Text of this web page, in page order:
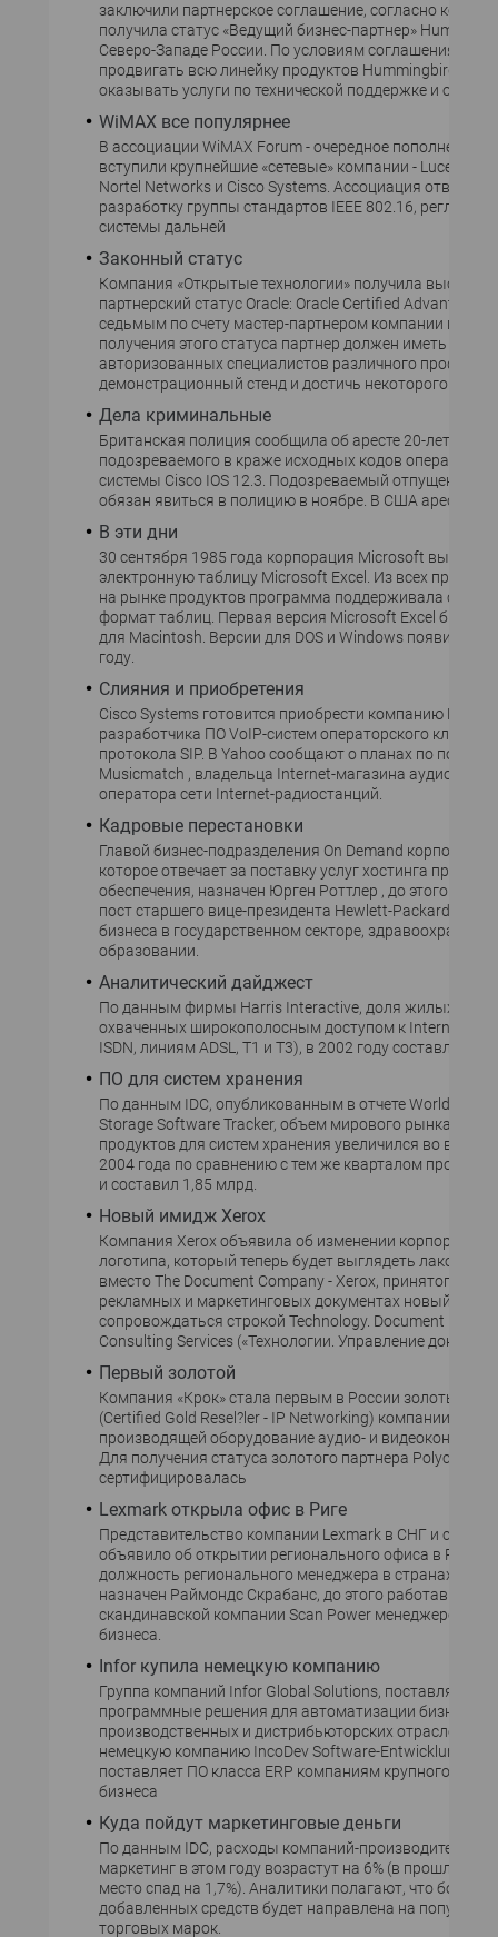
заключили партнерское соглашение, согласно
получила статус «Ведущий бизнес-партнер»
Северо-Западе России. По условиям соглашения Qbix
продвигать всю линейку продуктов Hummingbird в
оказывать услуги по технической поддержке и
WiMAX все популярнее
В ассоциации WiMAX Forum - очередное пополнение. В
вступили крупнейшие «сетевые» компании - Lucent
Nortel Networks и Cisco Systems. Ассоциация отвечает
разработку группы стандартов IEEE 802.16,
системы дальней
Законный статус
Компания «Открытые технологии» получила высший
партнерский статус Oracle: Oracle Certified Advantage
седьмым по счету мастер-партнером компании в СНГ.
получения этого статуса партнер должен иметь
авторизованных специалистов различного профиля,
демонстрационный стенд и достичь некоторого
Дела криминальные
Британская полиция сообщила об аресте 20-летнего
подозреваемого в краже исходных кодов
системы Cisco IOS 12.3. Подозреваемый отпущен под
обязан явиться в полицию в ноябре. В США
В эти дни
30 сентября 1985 года корпорация Microsoft
электронную таблицу Microsoft Excel. Из всех
на рынке продуктов программа поддерживала
формат таблиц. Первая версия Microsoft Excel была
для Macintosh. Версии для DOS и Windows появились
году.
Слияния и приобретения
Cisco Systems готовится приобрести компанию
разработчика ПО VoIP-систем операторского класса
протокола SIP. В Yahoo сообщают о планах по
Musicmatch , владельца Internet-магазина
оператора сети Internet-радиостанций.
Кадровые перестановки
Главой бизнес-подразделения On Demand корпорации
которое отвечает за поставку услуг хостинга
обеспечения, назначен Юрген Роттлер , до этого
пост старшего вице-президента Hewlett-Packard по
бизнеса в государственном секторе,
образовании.
Аналитический дайджест
По данным фирмы Harris Interactive, доля жилых
охваченных широкополосным доступом к Internet (по
ISDN, линиям ADSL, T1 и T3), в 2002 году составляла
ПО для систем хранения
По данным IDC, опубликованным в отчете Worldwide
Storage Software Tracker, объем мирового рынка
продуктов для систем хранения увеличился во
2004 года по сравнению с тем же кварталом
и составил 1,85 млрд.
Новый имидж Xerox
Компания Xerox объявила об изменении
логотипа, который теперь будет выглядеть
вместо The Document Company - Xerox, принятого в
рекламных и маркетинговых документах новый
сопровождаться строкой Technology. Document
Consulting Services («Технологии. Управление
Первый золотой
Компания «Крок» стала первым в России золотым
(Certified Gold Resel?ler - IP Networking) компании
производящей оборудование аудио- и
Для получения статуса золотого партнера Polycom
сертифицировалась
Lexmark открыла офис в Риге
Представительство компании Lexmark в СНГ и
объявило об открытии регионального офиса в Риге.
должность регионального менеджера в странах
назначен Раймондс Скрабанс, до этого работавший в
скандинавской компании Scan Power менеджером по
бизнеса.
Infor купила немецкую компанию
Группа компаний Infor Global Solutions, поставляющая
программные решения для автоматизации бизнеса
производственных и дистрибьюторских отраслей,
немецкую компанию IncoDev Software-Entwicklung.
поставляет ПО класса ERP компаниям крупного и
бизнеса
Куда пойдут маркетинговые деньги
По данным IDC, расходы компаний-производителей на
маркетинг в этом году возрастут на 6% (в прошлом
место спад на 1,7%). Аналитики полагают, что
добавленных средств будет направлена на
торговых марок.